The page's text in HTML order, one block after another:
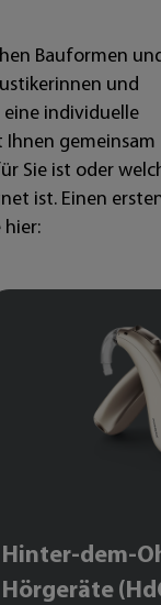
Bauformen
und
individuelle
Ihnen gemeinsam
Sie ist oder
ist. Einen
hier:
Hinter-dem-
Hörgeräte